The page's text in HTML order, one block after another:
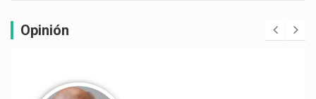
Opinión